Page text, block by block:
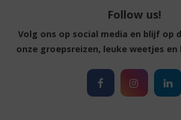
Follow us!
Volg ons op social media en blijf op
onze groepsreizen, leuke weetjes